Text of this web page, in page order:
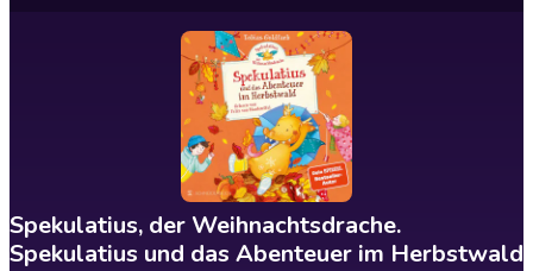
Spekulatius, der Weihnachtsdrache.
Spekulatius und das Abenteuer im Herbstwald